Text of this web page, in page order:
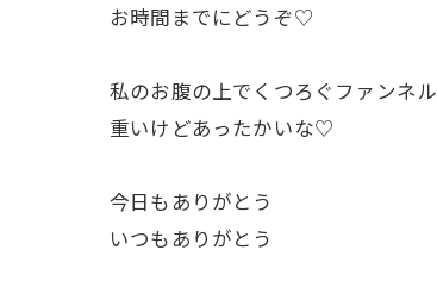
お時間までにどうぞ♡
私のお腹の上でくつろぐファンネル
重いけどあったかいな♡
今日もありがとう
いつもありがとう